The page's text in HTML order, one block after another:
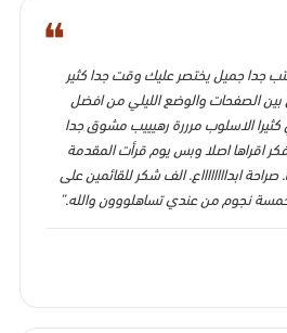
❝
جدا جميل يختصر عليك وقت جدا كثير
بين الصفحات والوضع الليلي من افضل
كثيرا الاسلوب مرررة رهيييب مشوق جدا
اقراها اصلا وبس يوم قرأت المقدمة
ابدااااااااع. الف شكر للقائمين على
خمسة نجوم من عندي تساهلووون والله.”